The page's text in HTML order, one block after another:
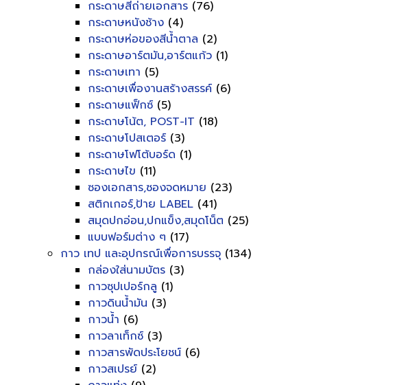
กระดาษสีถ่ายเอกสาร (76)
กระดาษหนังช้าง (4)
กระดาษห่อของสีน้ำตาล (2)
กระดาษอาร์ตมัน,อาร์ตแก้ว (1)
กระดาษเทา (5)
กระดาษเพื่องานสร้างสรรค์ (6)
กระดาษแฟ็กซ์ (5)
กระดาษโน้ต, POST-IT (18)
กระดาษโปสเตอร์ (3)
กระดาษโฟโต้บอร์ด (1)
กระดาษไข (11)
ซองเอกสาร,ซองจดหมาย (23)
สติกเกอร์,ป้าย LABEL (41)
สมุดปกอ่อน,ปกแข็ง,สมุดโน็ต (25)
แบบฟอร์มต่าง ๆ (17)
กาว เทป และอุปกรณ์เพื่อการบรรจุ (134)
กล่องใส่นามบัตร (3)
กาวซุปเปอร์กลู (1)
กาวดินน้ำมัน (3)
กาวน้ำ (6)
กาวลาเท็กซ์ (3)
กาวสารพัดประโยชน์ (6)
กาวสเปรย์ (2)